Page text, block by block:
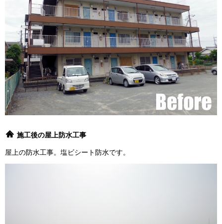
施工後の屋上防水工事
屋上の防水工事。塩ビシート防水です。